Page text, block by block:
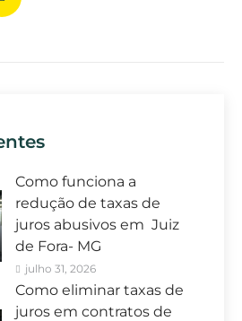
Como funciona a
redução de taxas de
juros abusivos em Juiz
de Fora- MG
julho 31, 2026
Como eliminar taxas de
juros em contratos de